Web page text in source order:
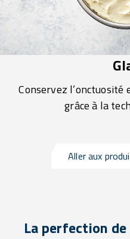
Conservez
grâce à la
Aller aux
La perfection